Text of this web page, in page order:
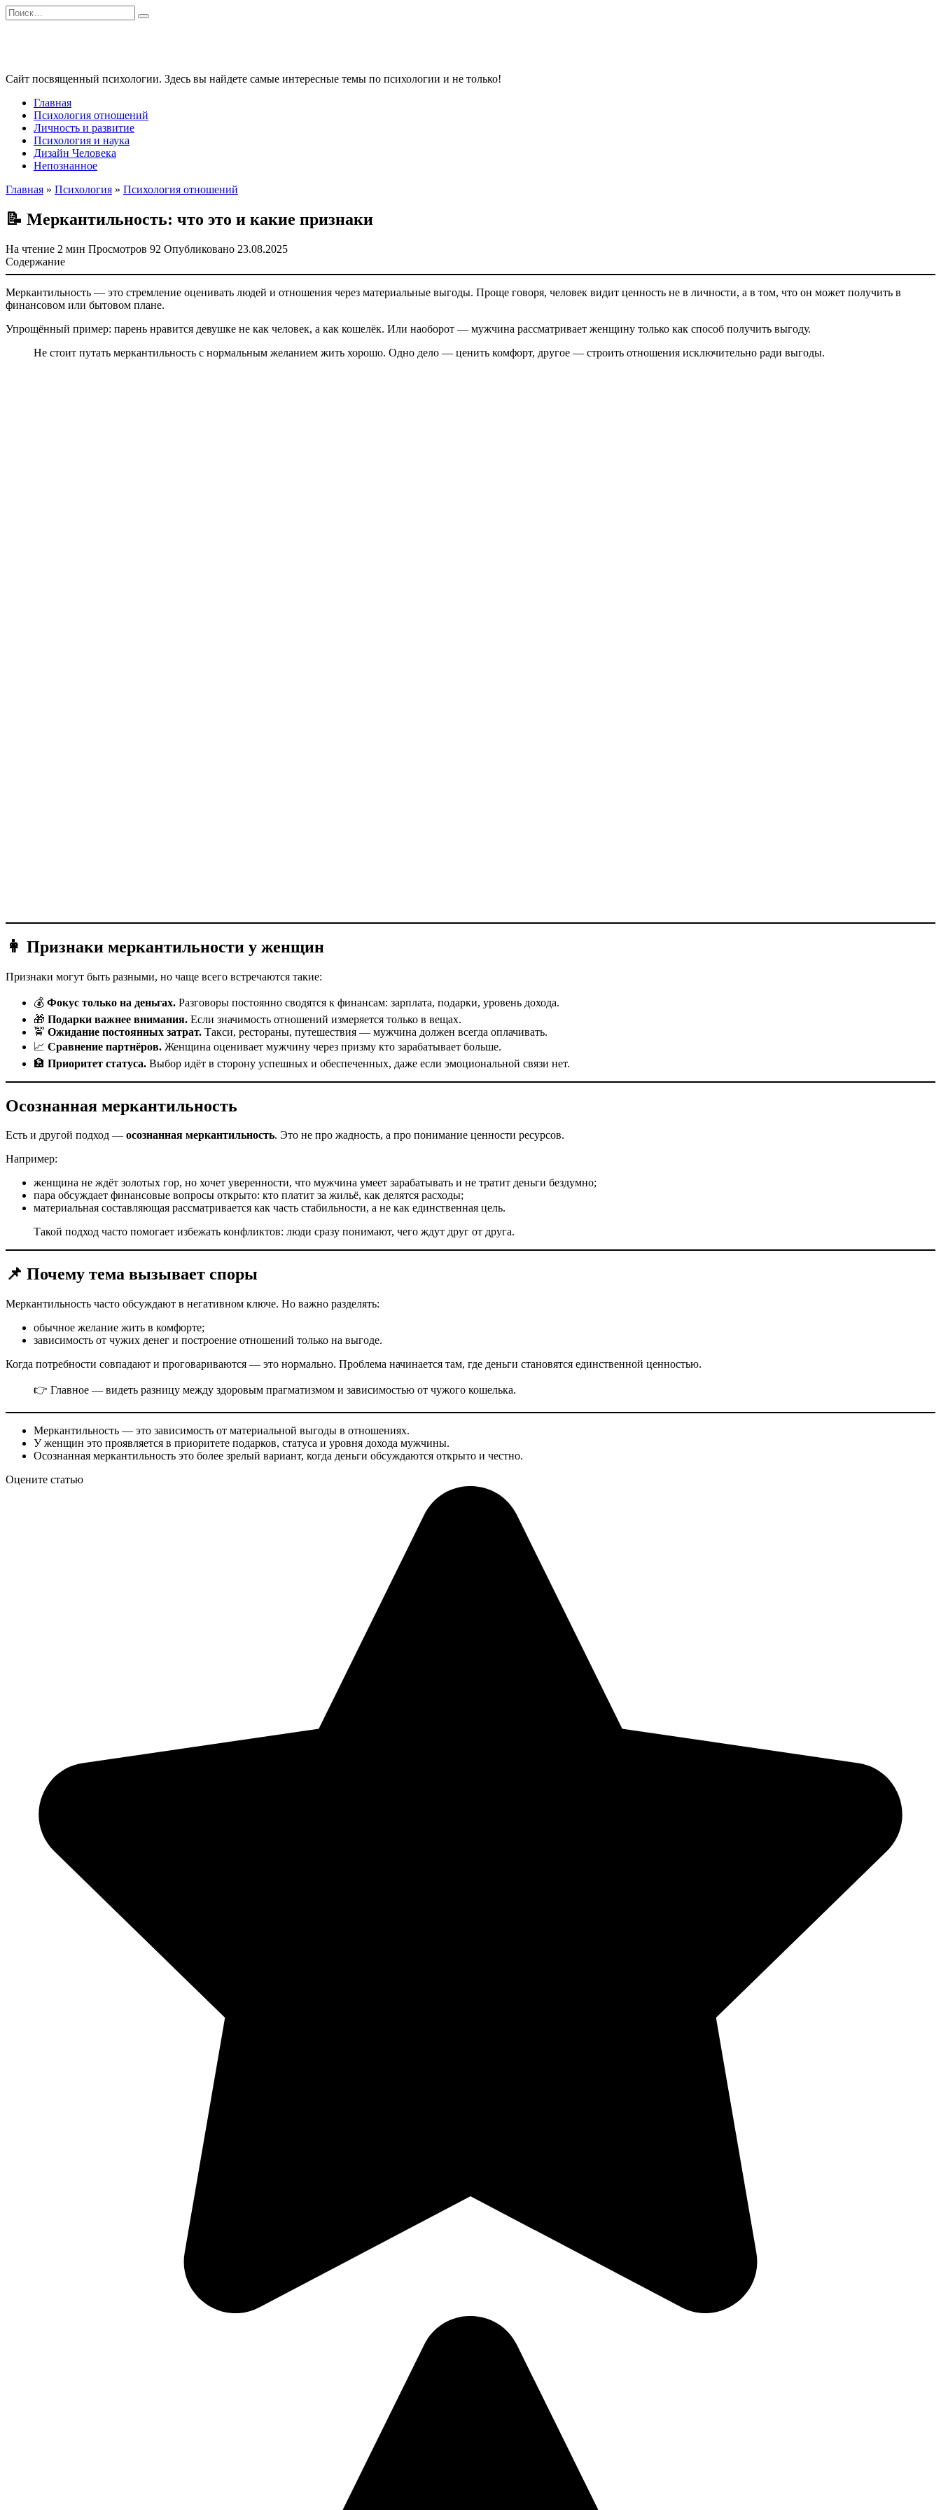
Перейти
к
Search
for:
Сайт посвященный психологии. Здесь вы найдете самые интересные темы по психологии и не только!
Главная
Психология отношений
Личность и развитие
Психология и наука
Дизайн Человека
Непознанное
Главная » Психология » Психология отношений
📝 Меркантильность: что это и какие признаки
На чтение 2 мин Просмотров 92 Опубликовано 23.08.2025
Содержание
Меркантильность — это стремление оценивать людей и отношения через материальные выгоды. Проще говоря, человек видит ценность не в личности, а в том, что он может получить в
финансовом или бытовом плане.
Упрощённый пример: парень нравится девушке не как человек, а как кошелёк. Или наоборот — мужчина рассматривает женщину только как способ получить выгоду.
Не стоит путать меркантильность с нормальным желанием жить хорошо. Одно дело — ценить комфорт, другое — строить отношения исключительно ради выгоды.
👩 Признаки меркантильности у женщин
Признаки могут быть разными, но чаще всего встречаются такие:
💰 Фокус только на деньгах. Разговоры постоянно сводятся к финансам: зарплата, подарки, уровень дохода.
🎁 Подарки важнее внимания. Если значимость отношений измеряется только в вещах.
🚖 Ожидание постоянных затрат. Такси, рестораны, путешествия — мужчина должен всегда оплачивать.
📈 Сравнение партнёров. Женщина оценивает мужчину через призму кто зарабатывает больше.
🏦 Приоритет статуса. Выбор идёт в сторону успешных и обеспеченных, даже если эмоциональной связи нет.
Осознанная меркантильность
Есть и другой подход — осознанная меркантильность. Это не про жадность, а про понимание ценности ресурсов.
Например:
женщина не ждёт золотых гор, но хочет уверенности, что мужчина умеет зарабатывать и не тратит деньги бездумно;
пара обсуждает финансовые вопросы открыто: кто платит за жильё, как делятся расходы;
материальная составляющая рассматривается как часть стабильности, а не как единственная цель.
Такой подход часто помогает избежать конфликтов: люди сразу понимают, чего ждут друг от друга.
📌 Почему тема вызывает споры
Меркантильность часто обсуждают в негативном ключе. Но важно разделять:
обычное желание жить в комфорте;
зависимость от чужих денег и построение отношений только на выгоде.
Когда потребности совпадают и проговариваются — это нормально. Проблема начинается там, где деньги становятся единственной ценностью.
👉 Главное — видеть разницу между здоровым прагматизмом и зависимостью от чужого кошелька.
Меркантильность — это зависимость от материальной выгоды в отношениях.
У женщин это проявляется в приоритете подарков, статуса и уровня дохода мужчины.
Осознанная меркантильность это более зрелый вариант, когда деньги обсуждаются открыто и честно.
Оцените статью